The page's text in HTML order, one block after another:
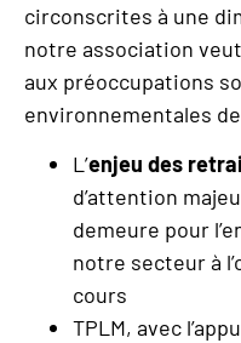
circonscrites à une
notre association
aux préoccupations
environnementales
L’enjeu des
d’attention
demeure pour
notre secteur à
cours
TPLM, avec